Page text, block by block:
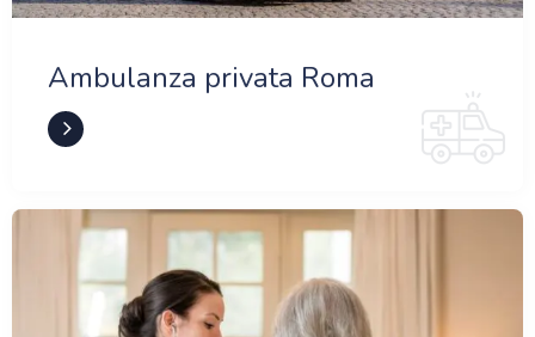
Ambulanza privata Roma